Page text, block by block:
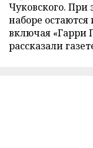
Чуковского.
наборе
включая «Гарри
рассказали